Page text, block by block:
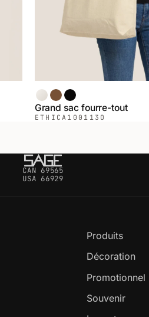
Naturel
CaféNoir
Grand sac fourre-tout
ETHICA 100113O
CAN 69565
USA 66929
Produits
Décoration
Promotionnel
Souvenir